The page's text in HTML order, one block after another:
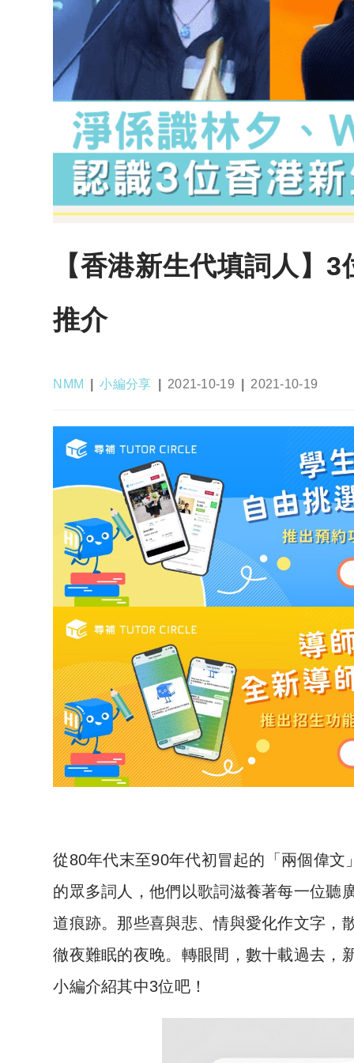
【香港新生代填詞人】
推介
Post
NMM
Post
小編分享
Post
2021-10-19
Post
2021-10-19
從80年代末至90年代初冒起的「兩個偉文
的眾多詞人，他們以歌詞滋養著每一位聽
道痕跡。那些喜與悲、情與愛化作文字，
徹夜難眠的夜晚。轉眼間，數十載過去，
小編介紹其中3位吧！